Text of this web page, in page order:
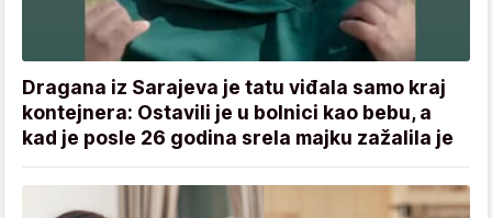
Dragana iz Sarajeva je tatu viđala samo kraj
kontejnera: Ostavili je u bolnici kao bebu, a
kad je posle 26 godina srela majku zažalila je